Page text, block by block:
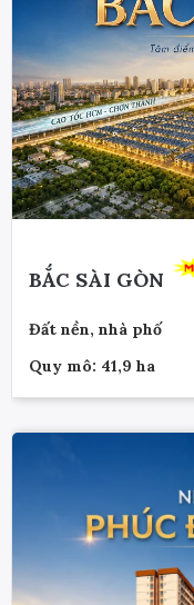
BẮC SÀI GÒN
Đất nền, nhà phố
Quy mô: 41,9 ha